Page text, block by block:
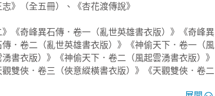
》（全五冊）、《杏花渡傳說》
《奇峰異石傳．卷一（亂世英雄書衣版）》《奇峰異
．卷二（亂世英雄書衣版）》《神偷天下．卷一（風
書衣版）》《神偷天下．卷二（風起雲湧書衣版）》
雙俠．卷三（俠意縱橫書衣版）》《天觀雙俠．卷二